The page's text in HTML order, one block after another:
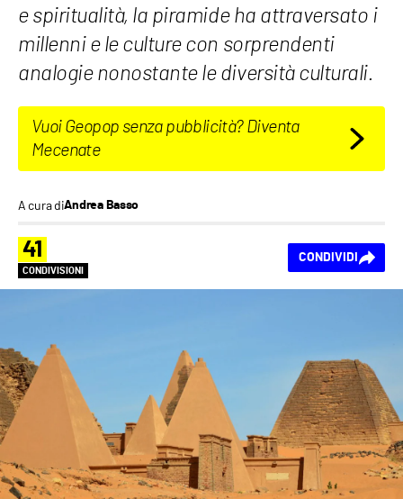
e spiritualità, la piramide ha attraversato i
millenni e le culture con sorprendenti
analogie nonostante le diversità culturali.
Vuoi Geopop senza pubblicità? Diventa
Mecenate
A cura diAndrea Basso
41
CONDIVISIONI
CONDIVIDI